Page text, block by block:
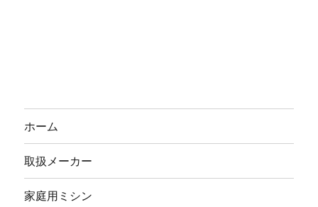
ホーム
取扱メーカー
家庭用ミシン